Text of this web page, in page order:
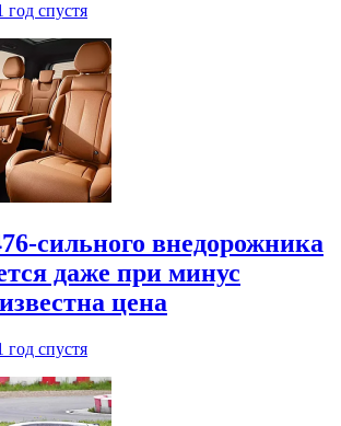
год спустя
сильного внедорожника
даже при минус
цена
год спустя